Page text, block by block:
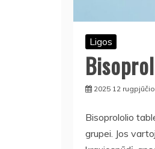
Ligos
2025 12 rugpjūčio
Bisoprololio
grupei. Jos